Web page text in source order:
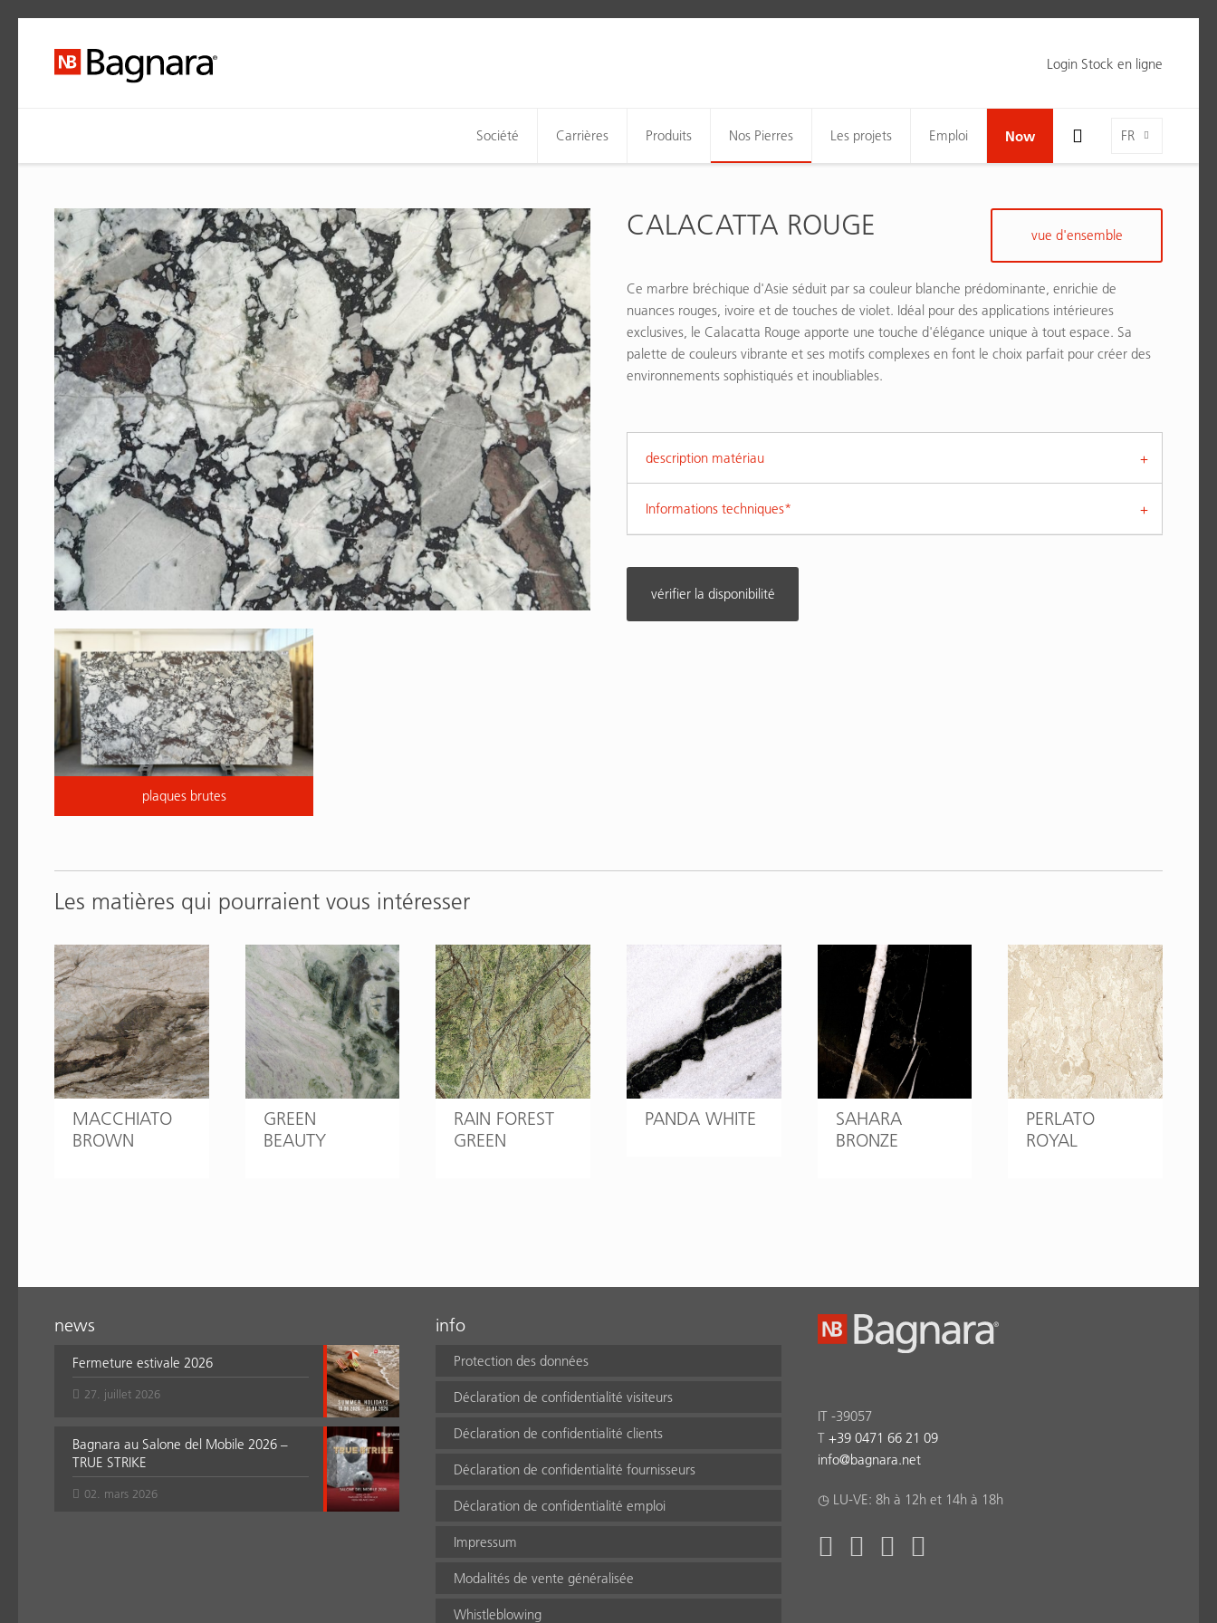
Login Stock en ligne
FR
Toggle Search Bar Visibility For Wide Screens
Société
Carrières Produits Nos Pierres Les projets Emploi Now
plaques brutes
CALACATTA ROUGE
Ce marbre bréchique d'Asie séduit par sa couleur blanche prédominante, enrichie de
nuances rouges, ivoire et de touches de violet. Idéal pour des applications intérieures
exclusives, le Calacatta Rouge apporte une touche d'élégance unique à tout espace. Sa
palette de couleurs vibrante et ses motifs complexes en font le choix parfait pour créer des
environnements sophistiqués et inoubliables.
vue d'ensemble
description matériau
Informations techniques*
vérifier la disponibilité
Les matières qui pourraient vous intéresser
MACCHIATO
BROWN
GREEN
BEAUTY
RAIN FOREST
GREEN
PANDA WHITE
SAHARA
BRONZE
PERLATO
ROYAL
news
Fermeture estivale 2026
27. juillet 2026
Bagnara au Salone del Mobile 2026 –
TRUE STRIKE
02. mars 2026
info
Protection des données
Déclaration de confidentialité visiteurs
Déclaration de confidentialité clients
Déclaration de confidentialité fournisseurs
Déclaration de confidentialité emploi
Impressum
Modalités de vente généralisée
Whistleblowing
IT -39057
T +39 0471 66 21 09
info@bagnara.net
◷ LU-VE: 8h à 12h et 14h à 18h